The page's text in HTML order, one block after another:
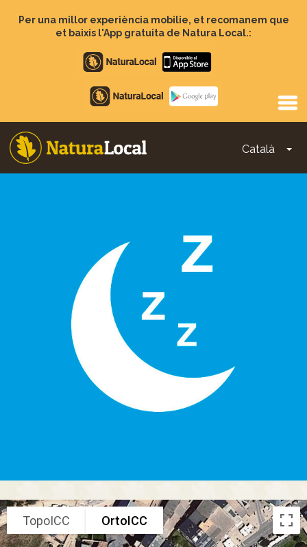
Per una millor experiència mobilie, et recomanem que
et baixis l'App gratuita de Natura Local.:
Apple
store
Google
Play
Català
Main
TopoICC OrtoICC